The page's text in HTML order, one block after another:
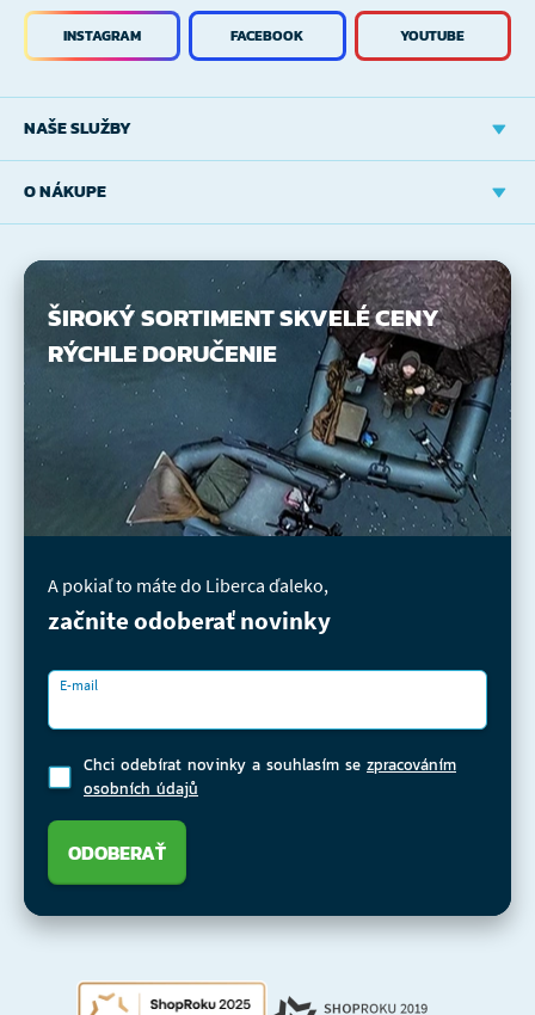
NAŠE SLUŽBY
O NÁKUPE
INSTAGRAM FACEBOOK YOUTUBE
ŠIROKÝ SORTIMENTSKVELÉ CENY
RÝCHLE DORUČENIE
A pokiaľ to máte do Liberca ďaleko,
začnite odoberať novinky
E-mail
Chci odebírat novinky a souhlasím se zpracováním
osobních údajů
ODOBERAŤ